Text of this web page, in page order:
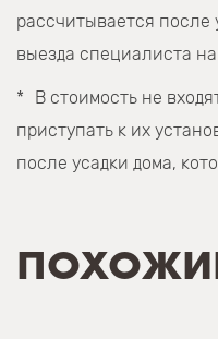
рассчитывается после
выезда специалиста
В стоимость не
приступать к их
после усадки дома,